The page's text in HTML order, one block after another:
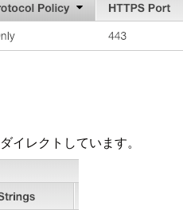
レクトしています。